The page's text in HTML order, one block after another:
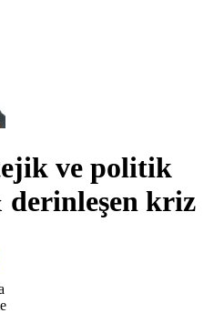
ve politik
derinleşen kriz